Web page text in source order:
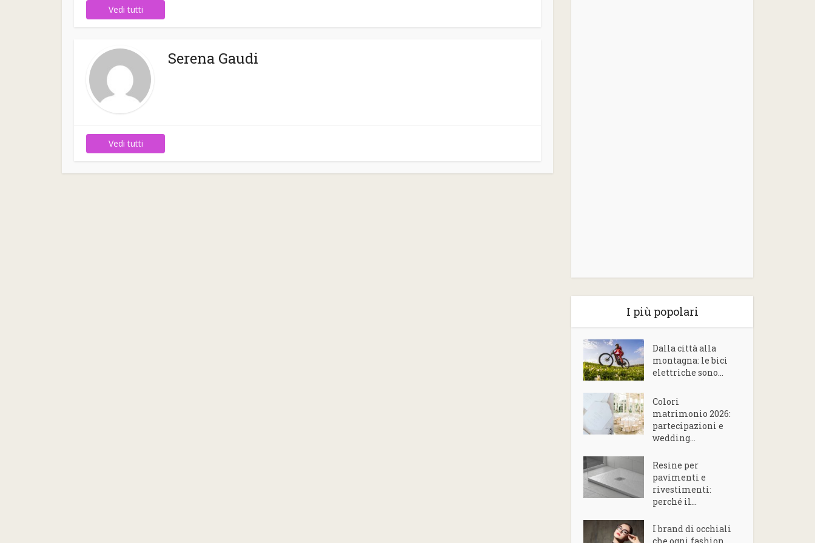
Vedi tutti
Serena Gaudi
Vedi tutti
I più popolari
Dalla città alla
montagna: le bici
elettriche sono...
Colori
matrimonio 2026:
partecipazioni e
wedding...
Resine per
pavimenti e
rivestimenti:
perché il...
I brand di occhiali